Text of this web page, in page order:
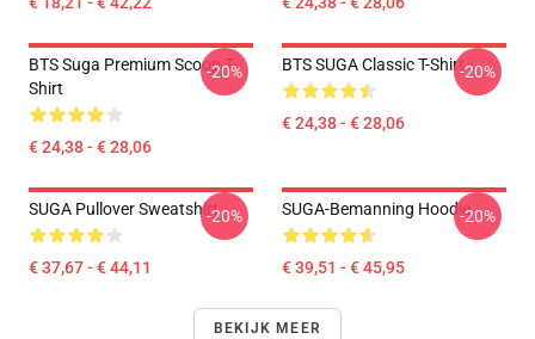
BTS Suga Premium Scoop T-
Shirt
€ 24,38 - € 28,06
-20% BTS SUGA Classic T-Shirt
€ 24,38 - € 28,06
-20%
SUGA Pullover Sweatshirt
€ 37,67 - € 44,11
-20% SUGA-Bemanning Hoodie
€ 39,51 - € 45,95
-20%
BEKIJK MEER